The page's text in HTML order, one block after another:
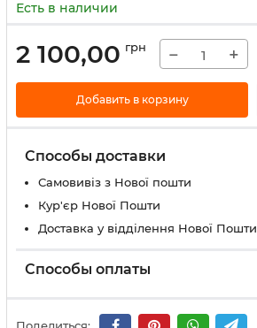
Есть в наличии
2 100,00 грн − +
Добавить в корзину
Способы доставки
Самовивіз з Нової пошти
Кур'єр Нової Пошти
Доставка у відділення Нової Пошти
Способы оплаты